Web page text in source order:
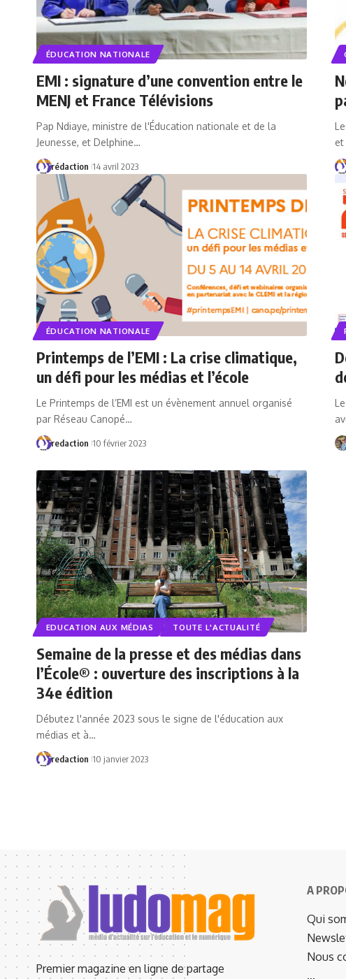
ÉDUCATION NATIONALE
EMI : signature d’une convention entre le
MENJ et France Télévisions
Pap Ndiaye, ministre de l'Éducation nationale et de la
Jeunesse, et Delphine…
rédaction 14 avril 2023
et
ÉDUCATION NATIONALE
Printemps de l’EMI : La crise climatique,
un défi pour les médias et l’école
Le Printemps de l’EMI est un évènement annuel organisé
par Réseau Canopé…
redaction 10 février 2023
EDUCATION AUX MÉDIAS TOUTE L'ACTUALITÉ
Semaine de la presse et des médias dans
l’École® : ouverture des inscriptions à la
34e édition
Débutez l'année 2023 sous le signe de l'éducation aux
médias et à…
redaction 10 janvier 2023
Premier magazine en ligne de partage
A
Qui
Nous
…